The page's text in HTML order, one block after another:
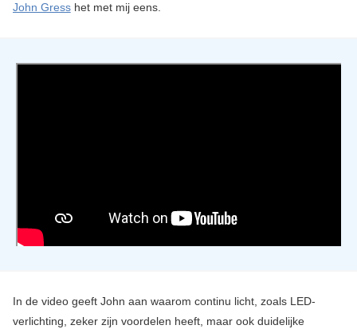
John Gresshet met mij eens.
In de video geeft John aan waarom continu licht, zoals LED-
verlichting, zeker zijn voordelen heeft, maar ook duidelijke